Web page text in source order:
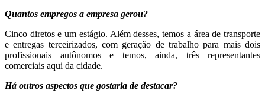
Quantos empregos a empresa gerou?
Cinco diretos e um estágio. Além desses, temos a área de transporte
e entregas terceirizados, com geração de trabalho para mais dois
profissionais autônomos e temos, ainda, três representantes
comerciais aqui da cidade.
Há outros aspectos que gostaria de destacar?